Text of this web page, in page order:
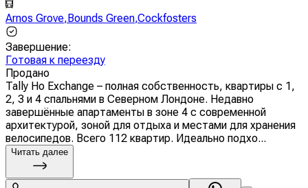
Arnos Grove, Bounds Green,Cockfosters
Завершение:
Готовая к переезду
Продано
Tally Ho Exchange – полная собственность, квартиры с 1,
2, 3 и 4 спальнями в Северном Лондоне. Недавно
завершённые апартаменты в зоне 4 с современной
архитектурой, зоной для отдыха и местами для хранения
велосипедов. Всего 112 квартир. Идеально подхо...
Читать далее